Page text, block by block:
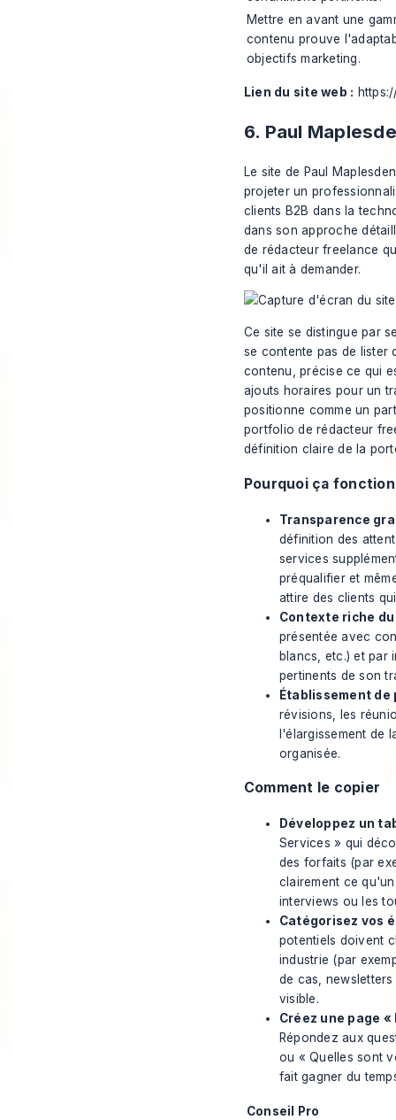
Mettre en avant une
contenu prouve
objectifs marketing.
Lien du site web :
6. Paul
Le site de Paul
projeter un
clients B2B dans la
dans son approche
de rédacteur freelance
qu'il ait à demander.
Ce site se distingue par
se contente pas de lister
contenu, précise ce qui
ajouts horaires pour un
positionne comme un
portfolio de rédacteur
définition claire de la
Pourquoi ça
Transparence
définition des
services
préqualifier et
attire des clients
Contexte riche
présentée avec
blancs, etc.) et par
pertinents de son
Établissement
révisions, les
l'élargissement de
organisée.
Comment le copier
Développez un
Services » qui
des forfaits (par
clairement ce
interviews ou les
Catégorisez vos
potentiels doivent
industrie (par
de cas,
visible.
Créez une page «
Répondez aux
ou « Quelles sont
fait gagner du
Conseil Pro